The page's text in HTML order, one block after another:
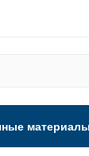
материалы